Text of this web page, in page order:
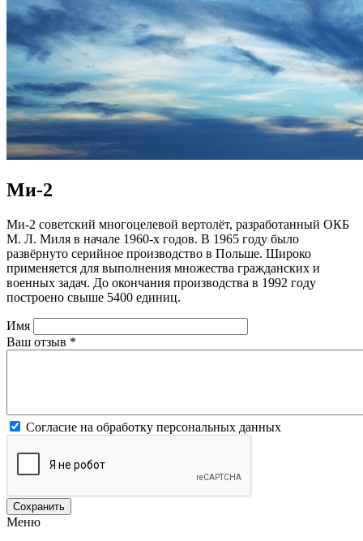
Ми-2
Ми-2 советский многоцелевой вертолёт, разработанный ОКБ
М. Л. Миля в начале 1960-х годов. В 1965 году было
развёрнуто серийное производство в Польше. Широко
применяется для выполнения множества гражданских и
военных задач. До окончания производства в 1992 году
построено свыше 5400 единиц.
Имя
Ваш отзыв *
Согласие на обработку персональных данных
Меню